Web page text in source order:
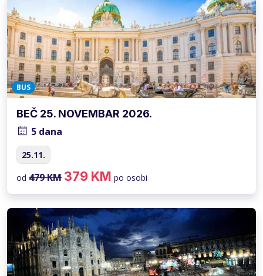
BUS
BEČ 25. NOVEMBAR 2026.
5 dana
25.11.
od 479 KM 379 KM po osobi